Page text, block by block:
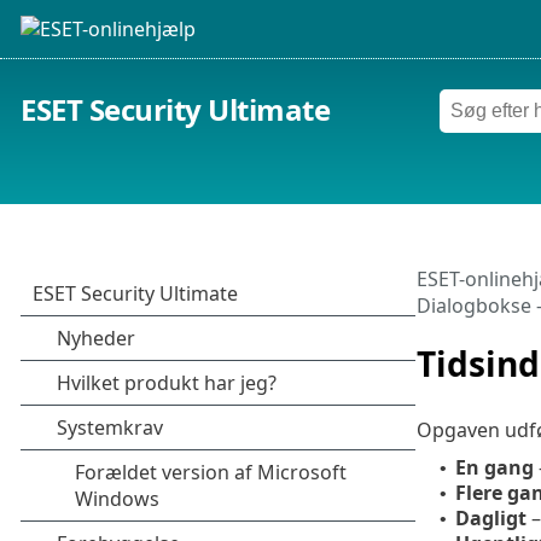
ESET Security Ultimate
ESET-
Opgaven
• En gang
• Flere
• Dagligt